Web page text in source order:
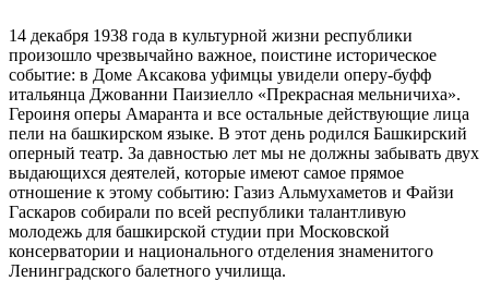
14 декабря 1938 года в культурной жизни республики
произошло чрезвычайно важное, поистине историческое
событие: в Доме Аксакова уфимцы увидели оперу-буфф
итальянца Джованни Паизиелло «Прекрасная мельничиха».
Героиня оперы Амаранта и все остальные действующие лица
пели на башкирском языке. В этот день родился Башкирский
оперный театр. За давностью лет мы не должны забывать двух
выдающихся деятелей, которые имеют самое прямое
отношение к этому событию: Газиз Альмухаметов и Файзи
Гаскаров собирали по всей республики талантливую
молодежь для башкирской студии при Московской
консерватории и национального отделения знаменитого
Ленинградского балетного училища.